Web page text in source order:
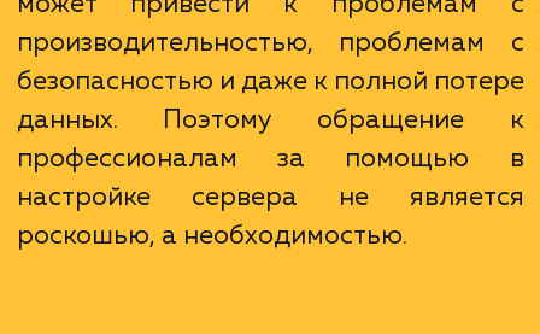
Важно понимать, что
настройка сервера - это
эффективной и надежной
вашего сайта или
Неправильно настроенный